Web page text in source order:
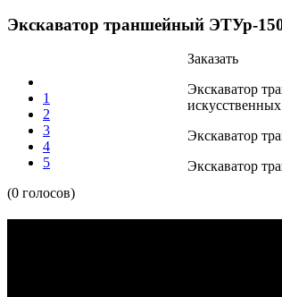
Экскаватор траншейный ЭТУр-
1
2
3
4
5
(0 голосов)
Заказать
Экскаватор
Экскаватор
Экскаватор